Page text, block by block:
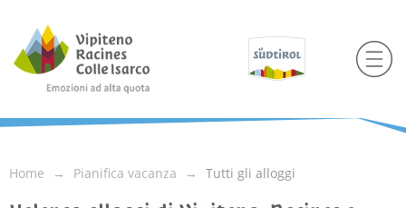
Home Pianifica vacanza Tutti gli alloggi